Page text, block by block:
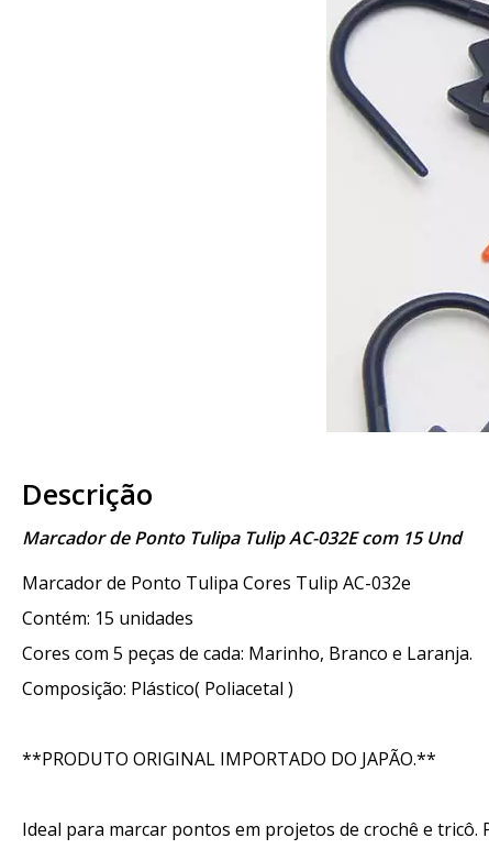
Descrição
Marcador de Ponto Tulipa Tulip AC-032E com 15 Und
Marcador de Ponto Tulipa Cores Tulip AC-032e
Contém: 15 unidades
Cores com 5 peças de cada: Marinho, Branco e Laranja.
Composição: Plástico( Poliacetal )
**PRODUTO ORIGINAL IMPORTADO DO JAPÃO.**
Ideal para marcar pontos em projetos de crochê e tricô.